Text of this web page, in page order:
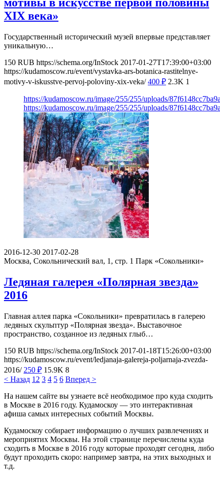
XIX века»
Государственный исторический музей впервые представляет
уникальную…
150 RUB https://schema.org/InStock 2017-01-27T17:39:00+03:00
https://kudamoscow.ru/event/vystavka-ars-botanica-rastitelnye-
motivy-v-iskusstve-pervoj-poloviny-xix-veka/ 400 ₽ 2.3K 1
https://kudamoscow.ru/image/255/255/uploads/
https://kudamoscow.ru/image/255/255/uploads/
2016-12-30 2017-02-28
Москва, Сокольнический вал, 1, стр. 1 Парк «Сокольники»
Ледяная галерея «Полярная звезда»
2016
Главная аллея парка «Сокольники» превратилась в галерею
ледяных скульптур «Полярная звезда». Выставочное
пространство, созданное из ледяных глыб…
150 RUB https://schema.org/InStock 2017-01-18T15:26:00+03:00
https://kudamoscow.ru/event/ledjanaja-galereja-poljarnaja-zvezda-
2016/ 250 ₽ 15.9K 8
< Назад 1 2 3 4 5 6 Вперед >
На нашем сайте вы узнаете всё необходимое про куда сходить
в Москве в 2016 году. Кудамоскоу — это интерактивная
афиша самых интересных событий Москвы.
Кудамоскоу собирает информацию о лучших развлечениях и
мероприятих Москвы. На этой странице перечислены куда
сходить в Москве в 2016 году которые проходят сегодня, либо
будут проходить скоро: например завтра, на этих выходных и
т.д.